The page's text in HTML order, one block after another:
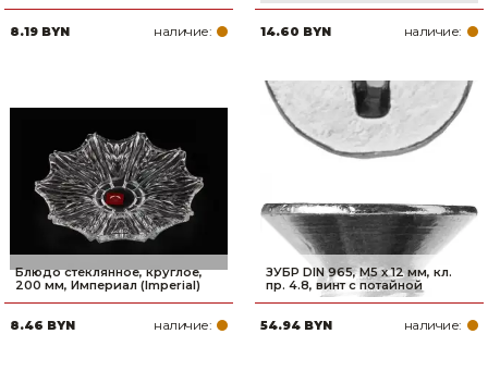
8.19 BYN наличие: 14.60 BYN наличие:
Блюдо стеклянное, круглое,
200 мм, Империал (Imperial)
8.46 BYN наличие:
ЗУБР DIN 965, M5 x 12 мм, кл.
пр. 4.8, винт с потайной
54.94 BYN наличие: